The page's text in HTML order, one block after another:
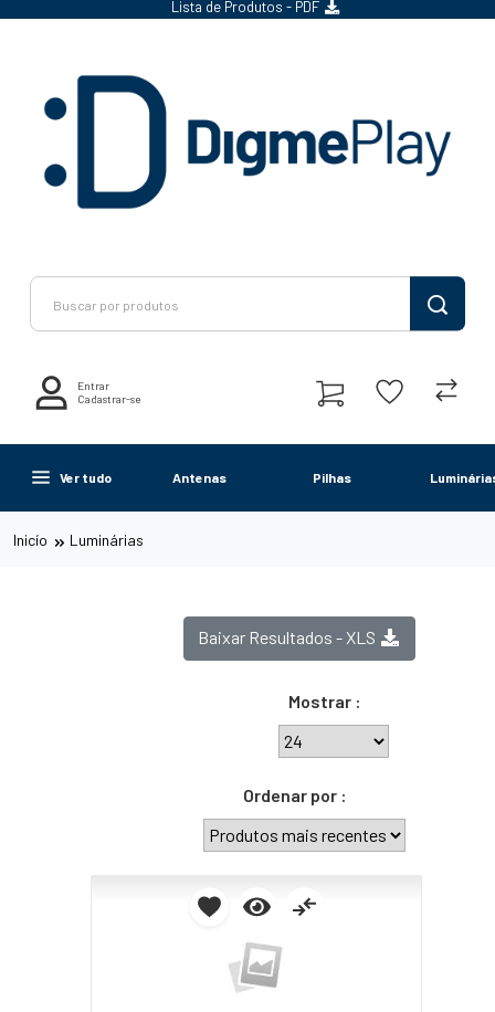
Lista de Produtos - PDF
Entrar
Cadastrar-se
Ver tudo Antenas Pilhas
Inicío Luminárias
Baixar Resultados - XLS
Mostrar :
Ordenar por :